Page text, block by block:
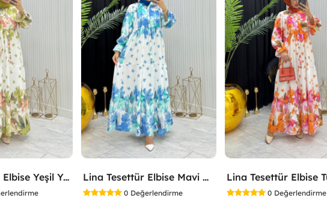
Lina Tesettür Elbise Yeşil Yeşil Lina Tesettür Elbise Mavi Mavi
0 Değerlendirme 0 Değerlendirme